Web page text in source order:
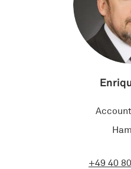
+49 40